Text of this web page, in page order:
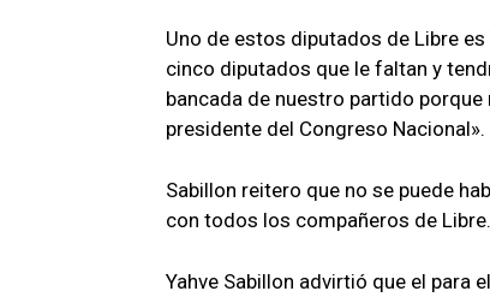
Uno de estos diputados de Libre
cinco diputados que le faltan y
bancada de nuestro partido porque
presidente del Congreso Nacional».
Sabillon reitero que no se puede
con todos los compañeros de Libre.
Yahve Sabillon advirtió que el para